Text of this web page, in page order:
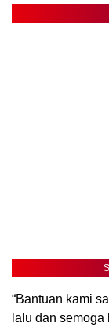
“Bantuan kami
lalu dan